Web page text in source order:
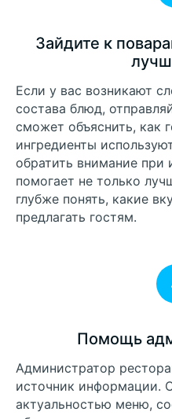
Зайдите к
Если у вас возникают
состава блюд,
сможет объяснить, как
ингредиенты
обратить внимание при
помогает не только
глубже понять, какие
предлагать гостям.
Помощь
Администратор
источник информации.
актуальностью меню,